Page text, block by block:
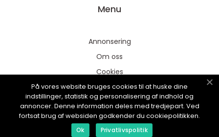
Menu
Annonsering
Om oss
Cookies
Kontakta oss
Sitemap
På vores website bruges cookies til at huske dine
indstillinger, statistik og personalisering af indhold og
annoncer. Denne information deles med tredjepart. Ved
fortsat brug af websiden godkender du cookiepolitikken.
Ok Privatlivspolitik